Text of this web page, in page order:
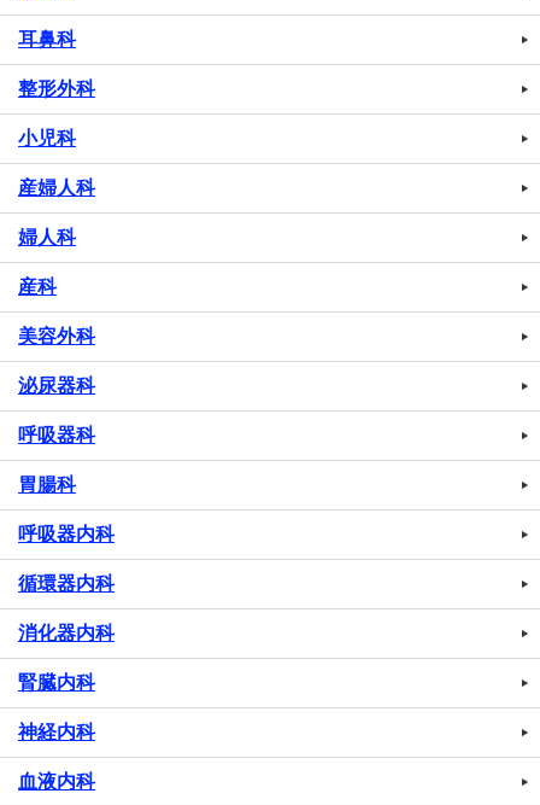
耳鼻科
整形外科
小児科
産婦人科
婦人科
産科
美容外科
泌尿器科
呼吸器科
胃腸科
呼吸器内科
循環器内科
消化器内科
腎臓内科
神経内科
血液内科